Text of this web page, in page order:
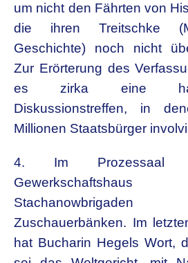
um nicht den Fährten von
die ihren Treitschke
Geschichte) noch nicht
Zur Erörterung des
es zirka eine
Diskussionstreffen, in
Millionen Staatsbürger
4. Im Prozessaal
Zuschauerbänken. Im
hat Bucharin Hegels Wort,